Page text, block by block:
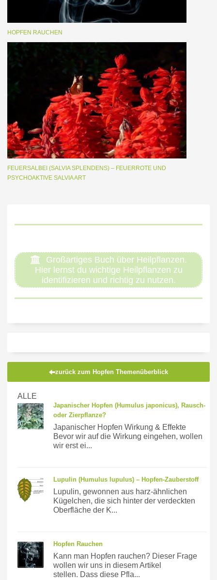
HOPFEN RAUCHEN
FEUERSALBEI (SALVIA SPLENDENS) – FEUERROTE UND
PSYCHOAKTIVE SALVIA ART
Großartiges Buch über Heilpflanzen.
Hier lernst du wichtige Heilpflanzen zu
identifizieren und richtig zu nutzen.
zurück zum Hopfen Themenüberblick
ALLE
Japanischer Hopfen (Humulus japonicus), Rausch-
oder Zierpflanze?
Japanischer Hopfen Wirkung & Effekte
Bevor wir auf die Wirkung eingehen, wollen
wir erst ei...
Lupulin (Humulus lupulus) – Hopfen-Zauberstoff
Lupulin, gewonnen aus harz-ähnlichen
Kügelchen, die sich hinter der verdeckten
Oberfläche der K...
Hopfen Rauchen
Kann man Hopfen rauchen? Dieser Frage
wollen wir uns in diesem Artikel
stellen. Dass diese Pfla...